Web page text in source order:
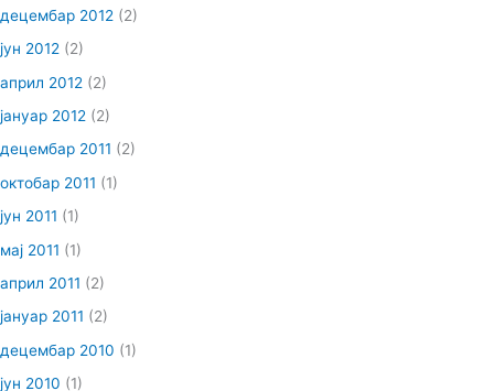
децембар 2012 (2)
јун 2012 (2)
април 2012 (2)
јануар 2012 (2)
децембар 2011 (2)
октобар 2011 (1)
јун 2011 (1)
мај 2011 (1)
април 2011 (2)
јануар 2011 (2)
децембар 2010 (1)
јун 2010 (1)